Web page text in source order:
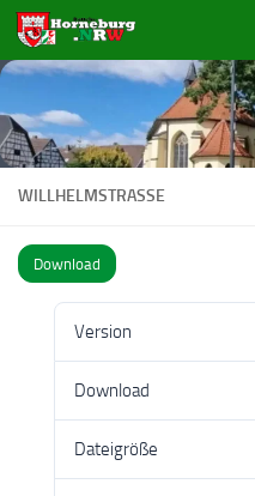
Zum Inhalt springen
WILLHELMSTRASSE
Download
Version
Download
Dateigröße